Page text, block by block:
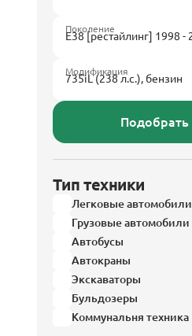
Поколение
Модификация
Подобрать
Тип техники
Легковые автомобили
Грузовые автомобили
Автобусы
Автокраны
Экскаваторы
Бульдозеры
Коммунальня техника